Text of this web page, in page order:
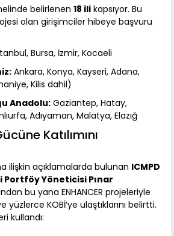
belirlenen 18 ili kapsıyor. Bu
olan girişimciler hibeye başvuru
Bursa, İzmir, Kocaeli
Ankara, Konya, Kayseri, Adana,
Kilis dahil)
Anadolu:Gaziantep, Hatay,
Adıyaman, Malatya, Elazığ
Katılımını
ilişkin açıklamalarda bulunan ICMPD
Yöneticisi Pınar
bu yana ENHANCER projeleriyle
KOBİ’ye ulaştıklarını belirtti.
kullandı: